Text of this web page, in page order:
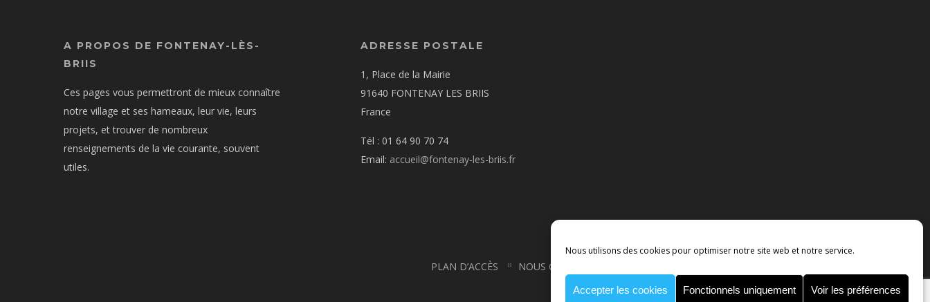
Nous utilisons des cookies pour optimiser notre site web et notre service.
Accepter les cookies Fonctionnels uniquement Voir les préférences
A PROPOS DE FONTENAY-LÈS-
BRIIS
Ces pages vous permettront de mieux connaître
notre village et ses hameaux, leur vie, leurs
projets, et trouver de nombreux
renseignements de la vie courante, souvent
utiles.
ADRESSE POSTALE
1, Place de la Mairie
91640 FONTENAY LES BRIIS
France
Tél : 01 64 90 70 74
Email: accueil@fontenay-les-briis.fr
PLAN D’ACCÈS NOUS CONTACTER
CONDITIONS GÉNÉRALES